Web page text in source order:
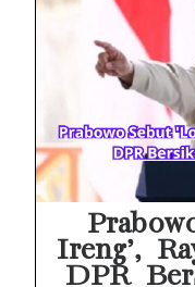
Ireng’,
DPR